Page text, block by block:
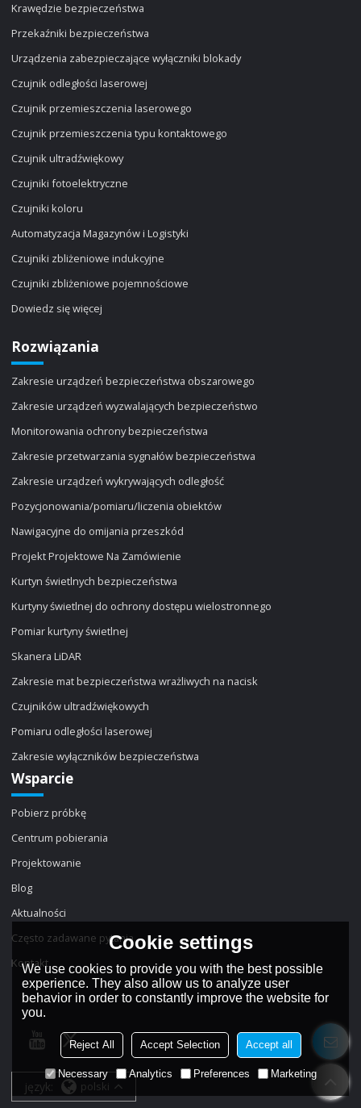
Krawędzie bezpieczeństwa
Przekaźniki bezpieczeństwa
Urządzenia zabezpieczające wyłączniki blokady
Czujnik odległości laserowej
Czujnik przemieszczenia laserowego
Czujnik przemieszczenia typu kontaktowego
Czujnik ultradźwiękowy
Czujniki fotoelektryczne
Czujniki koloru
Automatyzacja Magazynów i Logistyki
Czujniki zbliżeniowe indukcyjne
Czujniki zbliżeniowe pojemnościowe
Dowiedz się więcej
Rozwiązania
Zakresie urządzeń bezpieczeństwa obszarowego
Zakresie urządzeń wyzwalających bezpieczeństwo
Monitorowania ochrony bezpieczeństwa
Zakresie przetwarzania sygnałów bezpieczeństwa
Zakresie urządzeń wykrywających odległość
Pozycjonowania/pomiaru/liczenia obiektów
Nawigacyjne do omijania przeszkód
Projekt Projektowe Na Zamówienie
Kurtyn świetlnych bezpieczeństwa
Kurtyny świetlnej do ochrony dostępu wielostronnego
Pomiar kurtyny świetlnej
Skanera LiDAR
Zakresie mat bezpieczeństwa wrażliwych na nacisk
Czujników ultradźwiękowych
Pomiaru odległości laserowej
Zakresie wyłączników bezpieczeństwa
Wsparcie
Pobierz próbkę
Centrum pobierania
Projektowanie
Blog
Aktualności
Często zadawane pytania
Kontakt
język: polski
Cookie settings
We use cookies to provide you with the best possible
experience. They also allow us to analyze user
behavior in order to constantly improve the website for
you.
Reject All Accept Selection Accept all
Necessary Analytics Preferences Marketing